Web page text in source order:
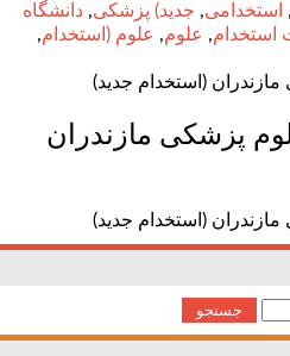
, استخدامی, جدید) پزشکی, دانشگاه
استخدام, علوم, علوم (استخدام,
(استخدام جدید)
پزشکی مازندران
(استخدام جدید)